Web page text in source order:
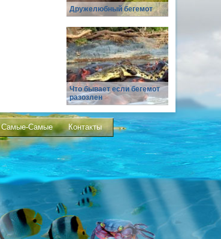
Дружелюбный бегемот
Что бывает если бегемот
разозлен
Самые-Самые Контакты